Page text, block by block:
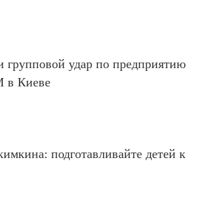
групповой удар по предприятию
в Киеве
подготавливайте детей к